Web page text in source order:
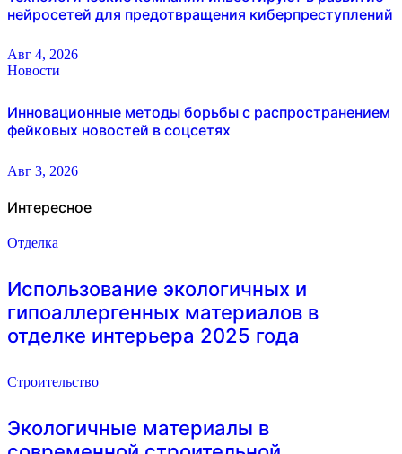
нейросетей для предотвращения киберпреступлений
Авг 4, 2026
Новости
Инновационные методы борьбы с распространением
фейковых новостей в соцсетях
Авг 3, 2026
Интересное
Отделка
Использование экологичных и
гипоаллергенных материалов в
отделке интерьера 2025 года
Строительство
Экологичные материалы в